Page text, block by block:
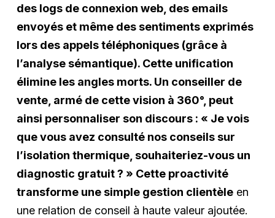
des logs de connexion web, des emails
envoyés et même des sentiments exprimés
lors des appels téléphoniques (grâce à
l’analyse sémantique). Cette unification
élimine les angles morts. Un conseiller de
vente, armé de cette vision à 360°, peut
ainsi personnaliser son discours : « Je vois
que vous avez consulté nos conseils sur
l’isolation thermique, souhaiteriez-vous un
diagnostic gratuit ? » Cette proactivité
transforme une simple gestion clientèleen
une relation de conseil à haute valeur ajoutée.